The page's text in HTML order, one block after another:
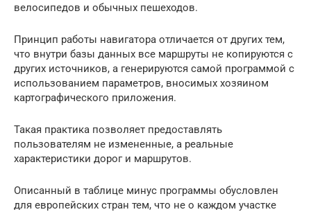
велосипедов и обычных пешеходов.
Принцип работы навигатора отличается от других тем,
что внутри базы данных все маршруты не копируются с
других источников, а генерируются самой программой с
использованием параметров, вносимых хозяином
картографического приложения.
Такая практика позволяет предоставлять
пользователям не измененные, а реальные
характеристики дорог и маршрутов.
Описанный в таблице минус программы обусловлен
для европейских стран тем, что не о каждом участке